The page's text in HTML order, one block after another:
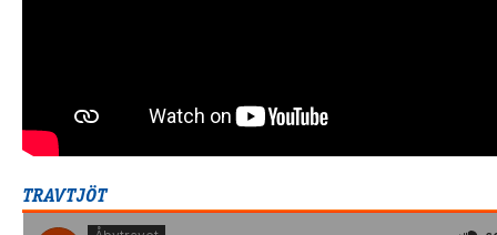
Kursutbud och Aktiviteter
Ungdoms­stipendium
Ledningsgrupp
TRAVTJÖT